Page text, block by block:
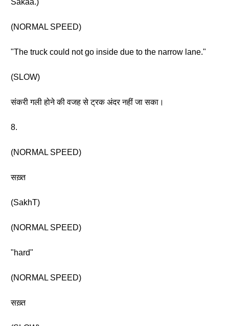
Sakaa.)
(NORMAL SPEED)
"The truck could not go inside due to the narrow lane."
(SLOW)
संकरी गली होने की वजह से ट्रक अंदर नहीं जा सका।
8.
(NORMAL SPEED)
सख़्त
(SakhT)
(NORMAL SPEED)
"hard"
(NORMAL SPEED)
सख़्त